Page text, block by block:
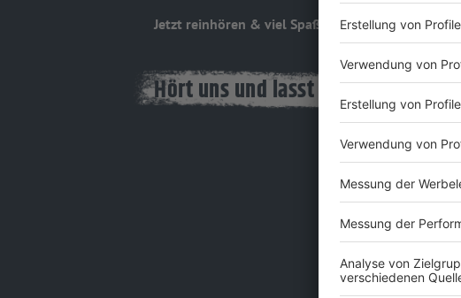
Jetzt reinhören & viel Spaß!
Hört uns und lasst von euch hören: